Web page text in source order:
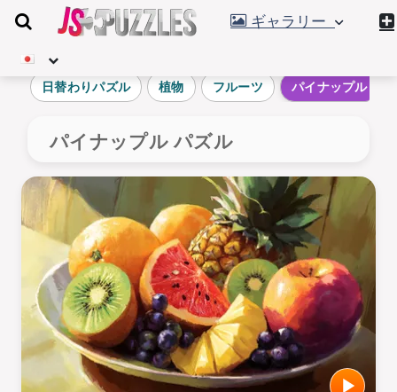
ギャラリー
日替わりパズル 植物 フルーツ パイナップル
パイナップル パズル